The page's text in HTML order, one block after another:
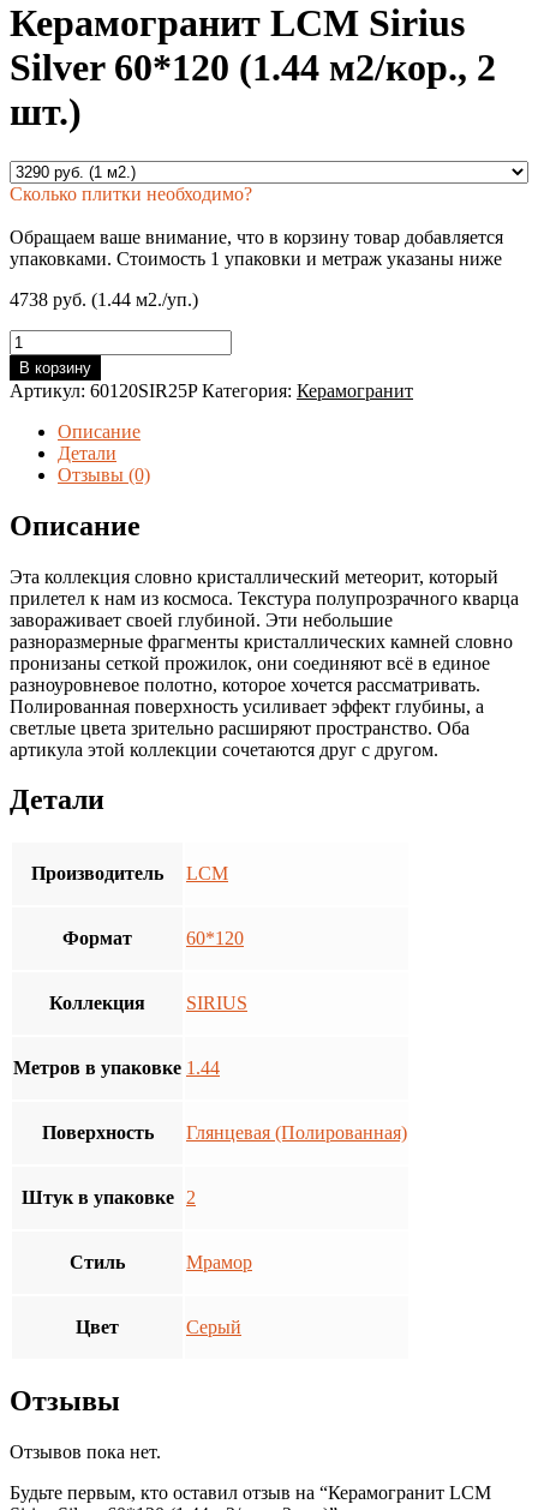
Керамогранит LCM Sirius
Silver 60*120 (1.44 м2/кор., 2
шт.)
Сколько плитки необходимо?
Обращаем ваше внимание, что в корзину товар добавляется
упаковками. Стоимость 1 упаковки и метраж указаны ниже
4738 руб. (1.44 м2./уп.)
Количество
товара
Керамогранит
LCM
Sirius
Silver
60*120
м2/
кор.,
шт.)
В корзину
Артикул: 60120SIR25P Категория: Керамогранит
Описание
Детали
Отзывы (0)
Описание
Эта коллекция словно кристаллический метеорит, который
прилетел к нам из космоса. Текстура полупрозрачного кварца
завораживает своей глубиной. Эти небольшие
разноразмерные фрагменты кристаллических камней словно
пронизаны сеткой прожилок, они соединяют всё в единое
разноуровневое полотно, которое хочется рассматривать.
Полированная поверхность усиливает эффект глубины, а
светлые цвета зрительно расширяют пространство. Оба
артикула этой коллекции сочетаются друг с другом.
Детали
Производитель LCM
Формат 60*120
Коллекция SIRIUS
Метров в упаковке 1.44
Поверхность Глянцевая (Полированная)
Штук в упаковке 2
Стиль Мрамор
Цвет Серый
Отзывы
Отзывов пока нет.
Будьте первым, кто оставил отзыв на “Керамогранит LCM